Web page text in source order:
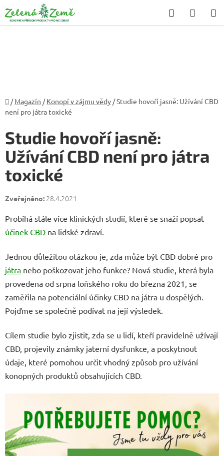
na
obsah
Hledat
KOŠÍK
Domů
/ Magazín / Konopí v zájmu vědy /Studie hovoří jasně: Užívání CBD
není pro játra toxické
Studie hovoří jasně:
Užívání CBD není pro játra
toxické
28.4.2021
Probíhá stále více klinických studií, které se snaží popsat
účinek CBD na lidské zdraví.
Jednou důležitou otázkou je, zda může být CBD dobré pro
játra nebo poškozovat jeho funkce? Nová studie, která byla
provedena od srpna loňského roku do března 2021, se
zaměřila na potenciální účinky CBD na játra u dospělých.
Pojďme se společně podívat na její výsledek.
Cílem studie bylo zjistit, zda se u lidí, kteří pravidelně užívají
CBD, projevily známky jaterní dysfunkce, a poskytnout
údaje, které pomohou určit vhodný způsob pro užívání
konopných produktů obsahujících CBD.